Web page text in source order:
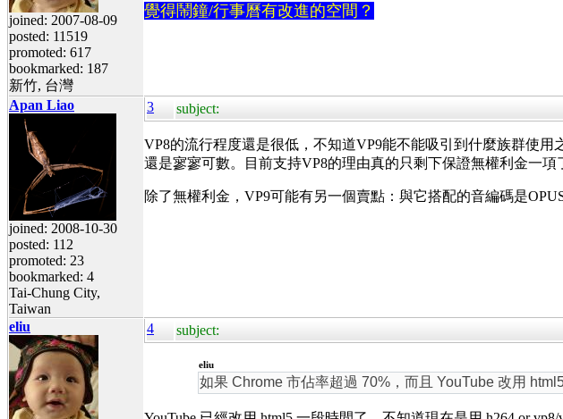
joined: 2007-08-09
posted: 11519
promoted: 617
bookmarked: 187
新竹, 台灣
覺得鬧鐘/行事曆有改進的空間？
Apan Liao
joined: 2008-10-30
posted: 112
promoted: 23
bookmarked: 4
Tai-Chung City,
Taiwan
3 subject:
VP8的流行程度還是很低，不知道VP9能不能吸引到什麼族群使
還是寥寥可數。目前支持VP8的理由真的只剩下保證無權利金一項
除了無權利金，VP9可能有另一個賣點：與它搭配的音編碼是
eliu 4 subject:
eliu
如果 Chrome 市佔率超過 70%，而且 YouTube 改用